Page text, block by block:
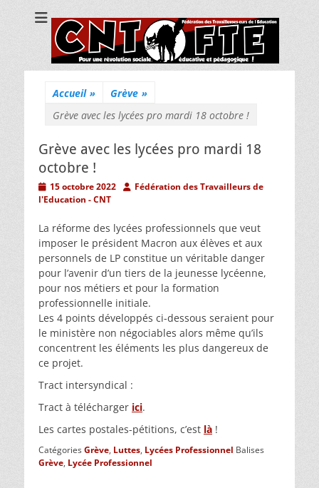
CNT Fédération
des
Travailleuses/eurs
Pour une révolution sociale, éducative et pédagogique !
Accueil » Grève »
Grève avec les lycées pro mardi 18 octobre !
Grève avec les lycées pro mardi 18
octobre !
Posted
on
15 octobre 2022 AuthorFédération des Travailleurs de
l'Education - CNT
La réforme des lycées professionnels que veut
imposer le président Macron aux élèves et aux
personnels de LP constitue un véritable danger
pour l’avenir d’un tiers de la jeunesse lycéenne,
pour nos métiers et pour la formation
professionnelle initiale.
Les 4 points développés ci-dessous seraient pour
le ministère non négociables alors même qu’ils
concentrent les éléments les plus dangereux de
ce projet.
Tract intersyndical :
Tract à télécharger ici.
Les cartes postales-pétitions, c’est là !
CatégoriesGrève, Luttes, Lycées Professionnel Balises
Grève, Lycée Professionnel